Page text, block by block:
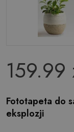
159.99
Fototapeta do
eksplozji